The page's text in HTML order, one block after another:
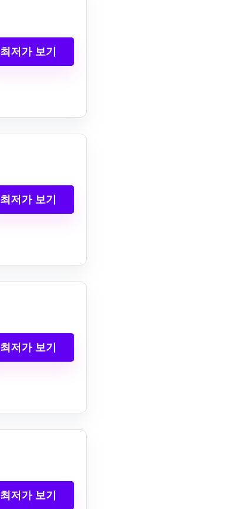
최저가 보기
최저가 보기
최저가 보기
최저가 보기